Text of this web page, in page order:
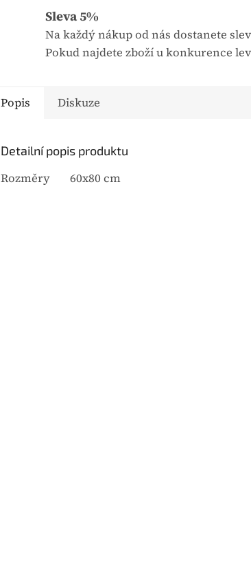
u
e
5
h
v
Sleva 5%
Na každý nákup od nás dostanete
Pokud najdete zboží u konkurence
Popis Diskuze
Detailní popis produktu
Rozměry 60x80 cm